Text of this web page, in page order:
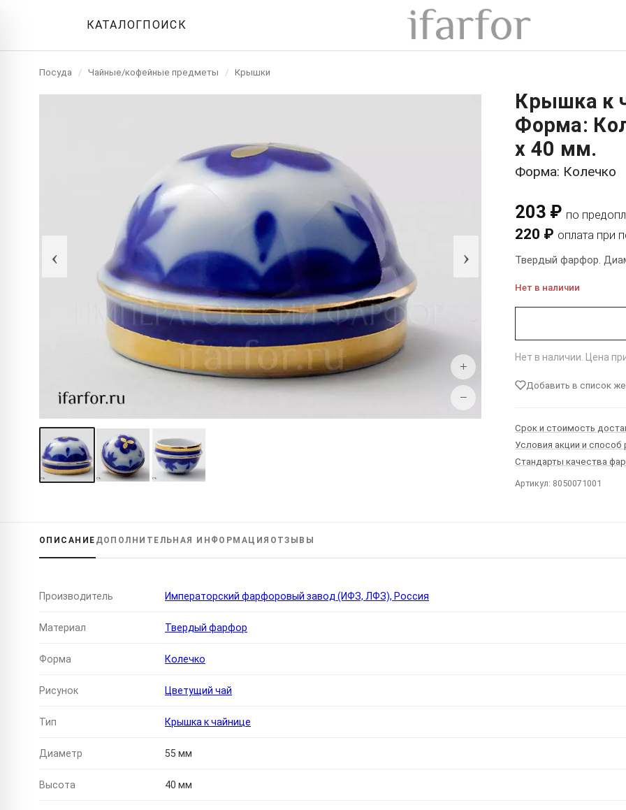
КАТАЛОГПОИСК
Посуда / Чайные/кофейные предметы / Крышки
‹ ›
+
−
Крышка к
Форма:
x 40 мм.
Форма: Колечко
203 ₽ по
220 ₽ оплата при
Твердый фарфор.
Нет в наличии
Нет в наличии. Цена
Добавить в список
Срок и стоимость
Условия акции и способ
Стандарты качества
Артикул: 8050071001
ОПИСАНИЕ ДОПОЛНИТЕЛЬНАЯ ИНФОРМАЦИЯ ОТЗЫВЫ
Производитель Императорский фарфоровый завод (ИФЗ, ЛФЗ), Россия
Материал Твердый фарфор
Форма Колечко
Рисунок Цветущий чай
Тип Крышка к чайнице
Диаметр 55 мм
Высота 40 мм